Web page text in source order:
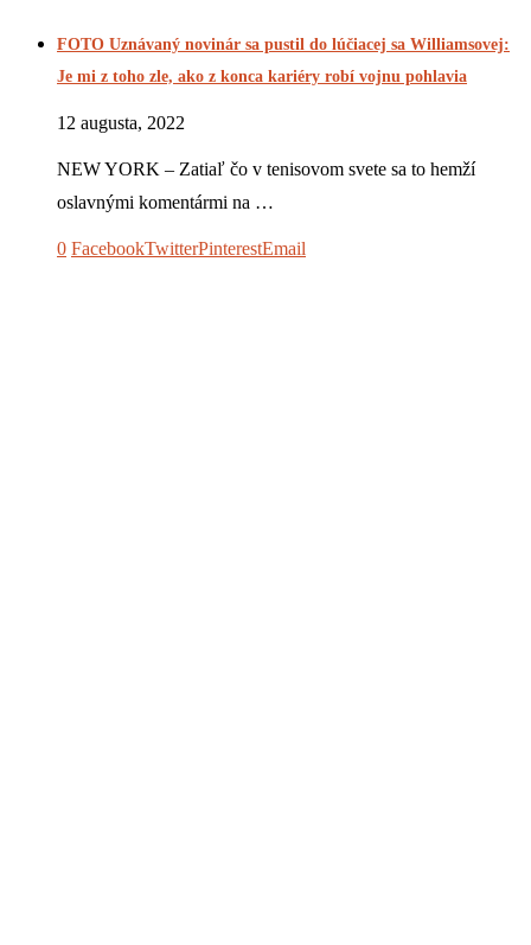
FOTO Uznávaný novinár sa pustil do lúčiacej sa Williamsovej:
Je mi z toho zle, ako z konca kariéry robí vojnu pohlavia
12 augusta, 2022
NEW YORK – Zatiaľ čo v tenisovom svete sa to hemží
oslavnými komentármi na …
0 FacebookTwitterPinterestEmail